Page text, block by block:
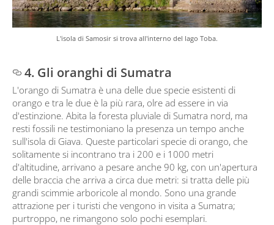
L'isola di Samosir si trova all'interno del lago Toba.
4. Gli oranghi di Sumatra
L'orango di Sumatra è una delle due specie esistenti di
orango e tra le due è la più rara, olre ad essere in via
d'estinzione. Abita la foresta pluviale di Sumatra nord, ma
resti fossili ne testimoniano la presenza un tempo anche
sull'isola di Giava. Queste particolari specie di orango, che
solitamente si incontrano tra i 200 e i 1000 metri
d'altitudine, arrivano a pesare anche 90 kg, con un'apertura
delle braccia che arriva a circa due metri: si tratta delle più
grandi scimmie arboricole al mondo. Sono una grande
attrazione per i turisti che vengono in visita a Sumatra;
purtroppo, ne rimangono solo pochi esemplari.